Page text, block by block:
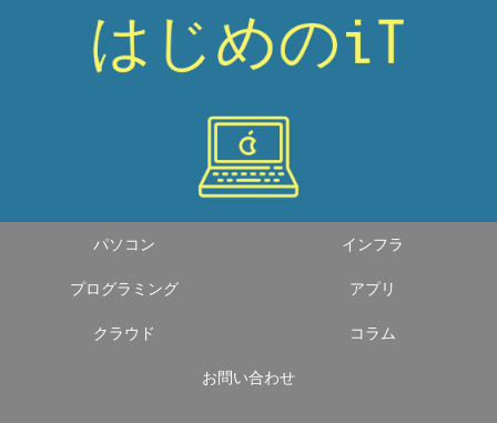
パソコン インフラ
プログラミング アプリ
クラウド コラム
お問い合わせ